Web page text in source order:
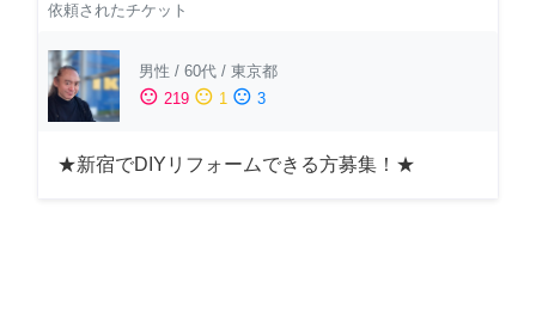
依頼されたチケット
男性 / 60代 / 東京都
sentiment_satisfied 219 sentiment_neutral 1 sentiment_dissatisfied 3
★新宿でDIYリフォームできる方募集！★